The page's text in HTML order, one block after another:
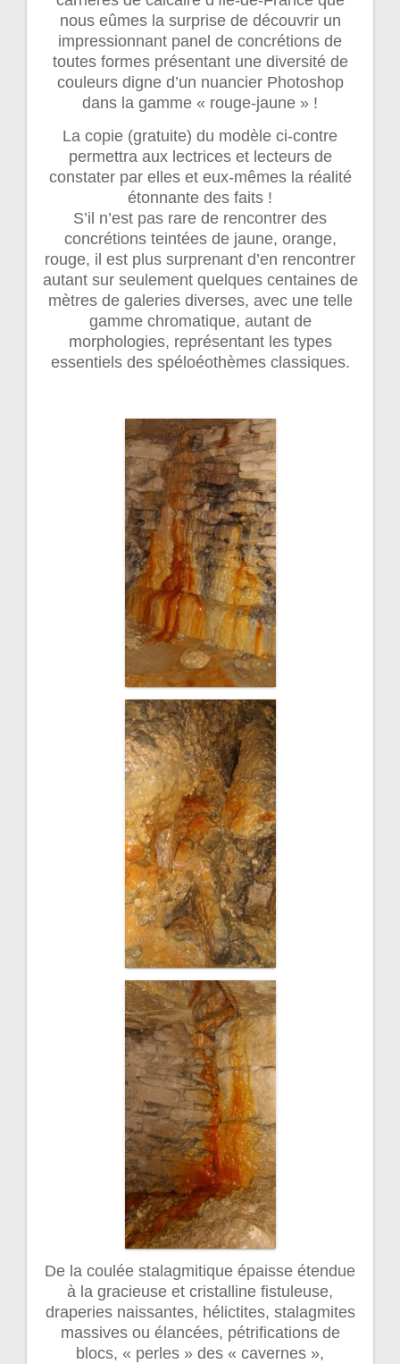
nous eûmes la surprise de découvrir un
impressionnant panel de concrétions de
toutes formes présentant une diversité de
couleurs digne d’un nuancier Photoshop
dans la gamme « rouge-jaune » !
La copie (gratuite) du modèle ci-contre
permettra aux lectrices et lecteurs de
constater par elles et eux-mêmes la réalité
étonnante des faits !
S’il n’est pas rare de rencontrer des
concrétions teintées de jaune, orange,
rouge, il est plus surprenant d’en rencontrer
autant sur seulement quelques centaines de
mètres de galeries diverses, avec une telle
gamme chromatique, autant de
morphologies, représentant les types
essentiels des spéloéothèmes classiques.
De la coulée stalagmitique épaisse étendue
à la gracieuse et cristalline fistuleuse,
draperies naissantes, hélictites, stalagmites
massives ou élancées, pétrifications de
blocs, « perles » des « cavernes »,